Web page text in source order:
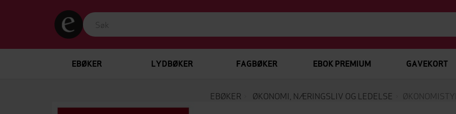
EBØKER LYDBØKER FAGBØKER EBOK PREMIUM GAVEKORT
EBØKER ØKONOMI, NÆRINGSLIV OG LEDELSE